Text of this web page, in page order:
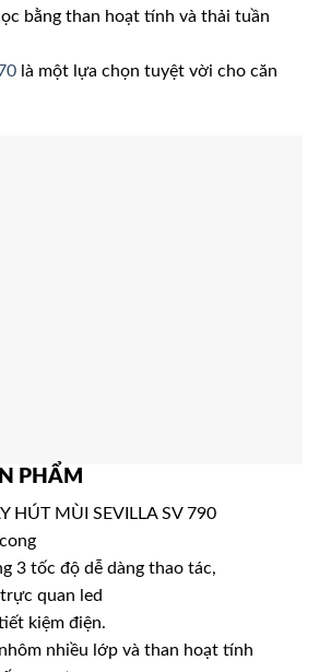
bằng than hoạt tính và thải tuần
là một lựa chọn tuyệt vời cho căn
PHẨM
HÚT MÙI SEVILLA SV 790
3 tốc độ dễ dàng thao tác,
quan led
kiệm điện.
nhiều lớp và than hoạt tính